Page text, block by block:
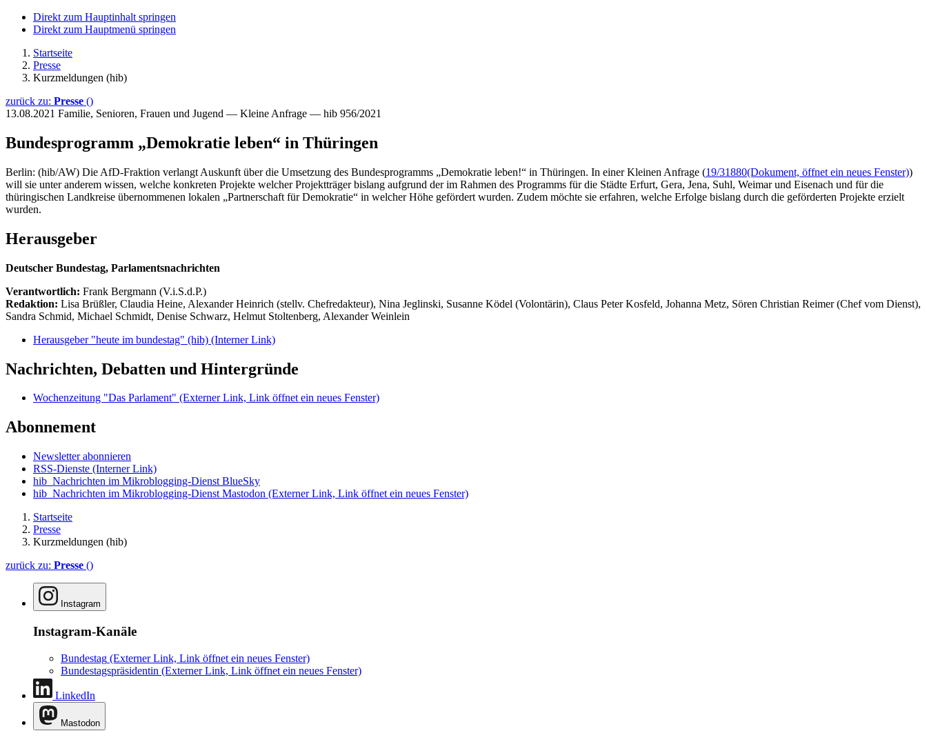
Direkt zum Hauptinhalt springen
Direkt zum Hauptmenü springen
Startseite
Presse
Kurzmeldungen (hib)
zurück zu: Presse ()
13.08.2021 Familie, Senioren, Frauen und Jugend — Kleine Anfrage — hib 956/2021
Bundesprogramm „Demokratie leben“ in Thüringen
Berlin: (hib/AW) Die AfD-Fraktion verlangt Auskunft über die Umsetzung des Bundesprogramms „Demokratie leben!“ in Thüringen. In einer Kleinen Anfrage (19/31880(Dokument, öffnet ein neues Fenster))
will sie unter anderem wissen, welche konkreten Projekte welcher Projektträger bislang aufgrund der im Rahmen des Programms für die Städte Erfurt, Gera, Jena, Suhl, Weimar und Eisenach und für die
thüringischen Landkreise übernommenen lokalen „Partnerschaft für Demokratie“ in welcher Höhe gefördert wurden. Zudem möchte sie erfahren, welche Erfolge bislang durch die geförderten Projekte erzielt
wurden.
Herausgeber
Deutscher Bundestag, Parlamentsnachrichten
Verantwortlich: Frank Bergmann (V.i.S.d.P.)
Redaktion: Lisa Brüßler, Claudia Heine, Alexander Heinrich (stellv. Chefredakteur), Nina Jeglinski, Susanne Ködel (Volontärin), Claus Peter Kosfeld, Johanna Metz, Sören Christian Reimer (Chef vom Dienst),
Sandra Schmid, Michael Schmidt, Denise Schwarz, Helmut Stoltenberg, Alexander Weinlein
Herausgeber "heute im bundestag" (hib) (Interner Link)
Nachrichten, Debatten und Hintergründe
Wochenzeitung "Das Parlament" (Externer Link, Link öffnet ein neues Fenster)
Abonnement
Newsletter abonnieren
RSS-Dienste (Interner Link)
hib_Nachrichten im Mikroblogging-Dienst BlueSky
hib_Nachrichten im Mikroblogging-Dienst Mastodon (Externer Link, Link öffnet ein neues Fenster)
Startseite
Presse
Kurzmeldungen (hib)
zurück zu: Presse ()
Instagram
Instagram-Kanäle
Bundestag (Externer Link, Link öffnet ein neues Fenster)
Bundestagspräsidentin (Externer Link, Link öffnet ein neues Fenster)
LinkedIn
Mastodon